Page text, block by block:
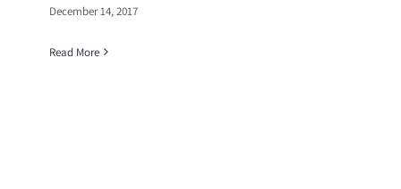
December 14, 2017
Read More